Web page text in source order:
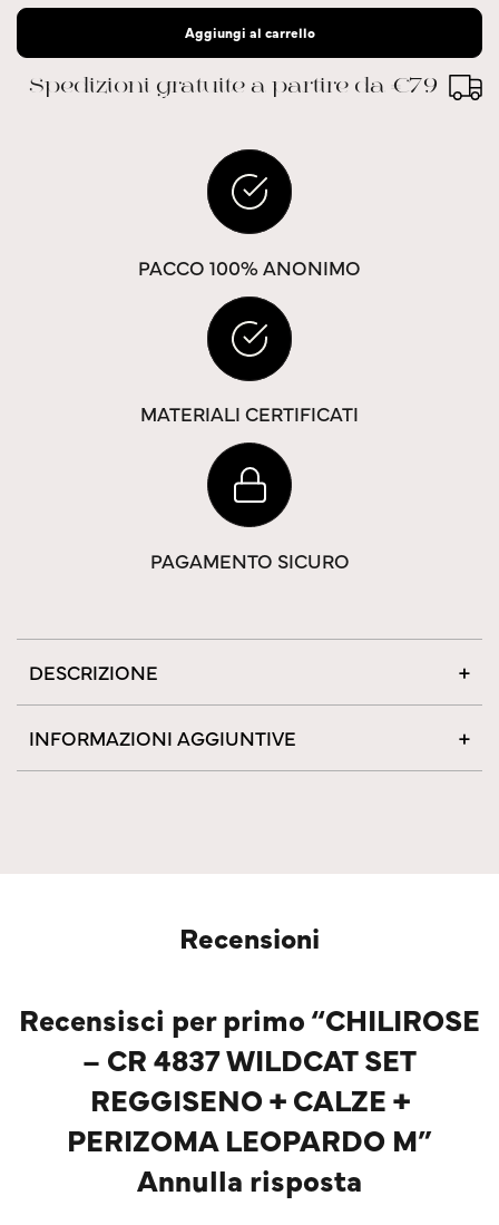
Aggiungi al carrello
Spedizioni gratuite a partire da €79
PACCO 100% ANONIMO
MATERIALI CERTIFICATI
PAGAMENTO SICURO
DESCRIZIONE
INFORMAZIONI AGGIUNTIVE
Recensioni
Recensisci per primo “CHILIROSE
– CR 4837 WILDCAT SET
REGGISENO + CALZE +
PERIZOMA LEOPARDO M”
Annulla risposta